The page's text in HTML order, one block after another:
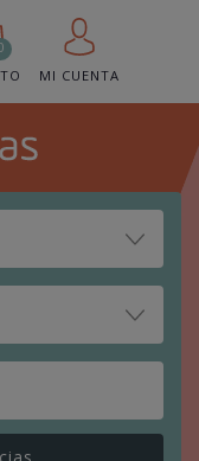
MI CUENTA